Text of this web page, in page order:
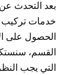
بعد التحدث عن
خدمات تركيب
الحصول على
القسم،
التي يجب